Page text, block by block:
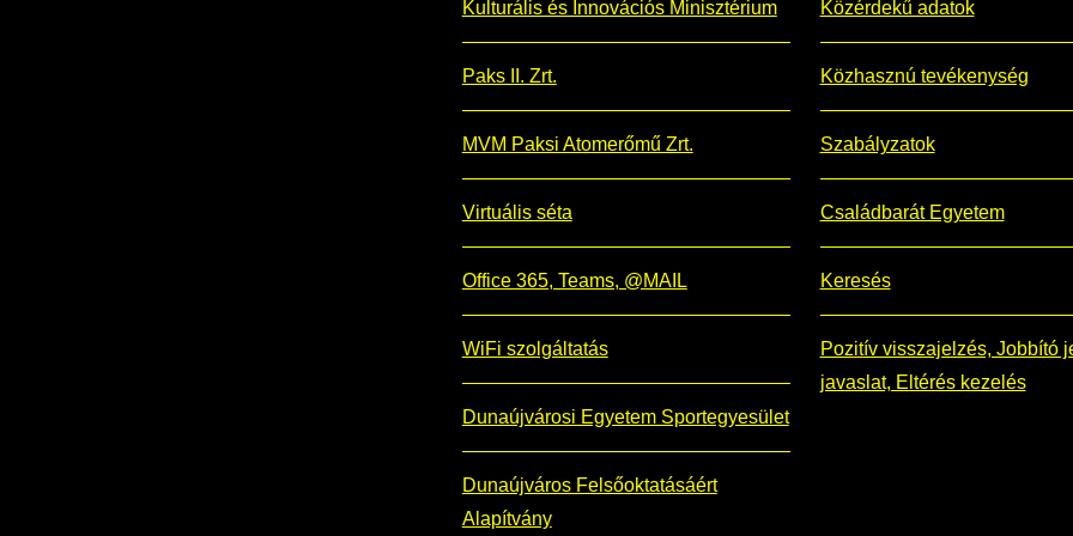
Kulturális és Innovációs Minisztérium
Paks II. Zrt.
MVM Paksi Atomerőmű Zrt.
Virtuális séta
Office 365, Teams, @MAIL
WiFi szolgáltatás
Dunaújvárosi Egyetem Sportegyesület
Dunaújváros Felsőoktatásáért
Alapítvány
Közérdekű adatok
Közhasznú tevékenység
Szabályzatok
Családbarát Egyetem
Keresés
Pozitív visszajelzés, Jobbító
javaslat, Eltérés kezelés